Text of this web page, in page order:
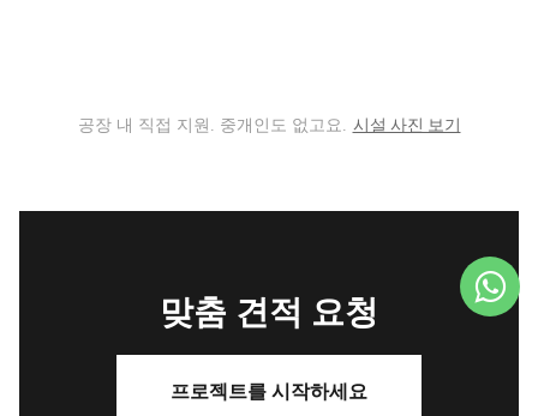
공장 내 직접 지원. 중개인도 없고요. 시설 사진 보기
맞춤 견적 요청
프로젝트를 시작하세요